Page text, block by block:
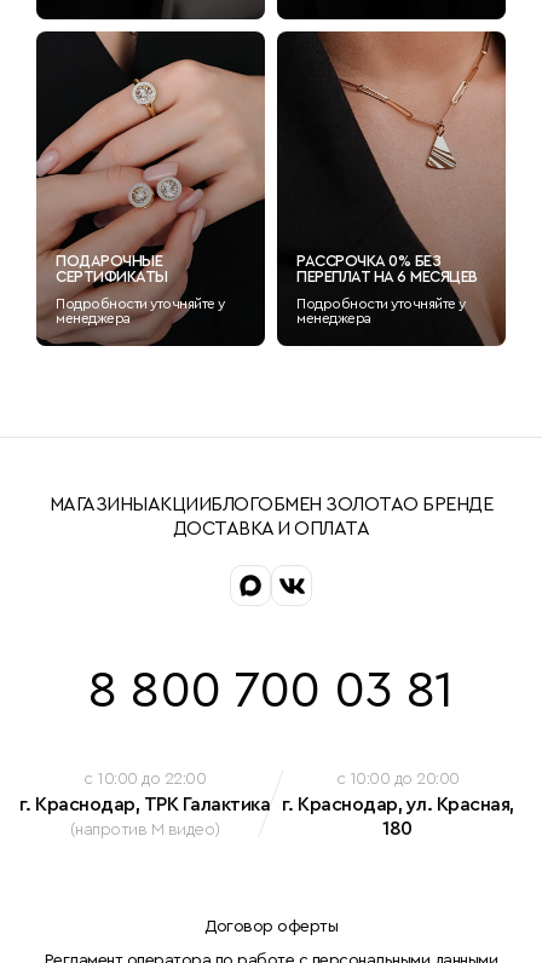
ПОДАРОЧНЫЕ
СЕРТИФИКАТЫ
Подробности уточняйте у
менеджера
РАССРОЧКА 0% БЕЗ
ПЕРЕПЛАТ НА 6 МЕСЯЦЕВ
Подробности уточняйте у
менеджера
МАГАЗИНЫ АКЦИИБЛОГОБМЕН ЗОЛОТАО БРЕНДЕ
ДОСТАВКА И ОПЛАТА
8 800 700 03 81
c 10:00 до 22:00
г. Краснодар, ТРК Галактика
(напротив М видео)
c 10:00 до 20:00
г. Краснодар, ул. Красная,
180
Договор оферты